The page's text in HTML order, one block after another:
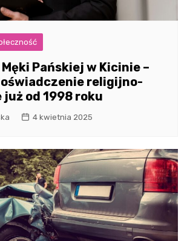
Pańskiej w Kicinie –
religijno-
od 1998 roku
4 kwietnia 2025